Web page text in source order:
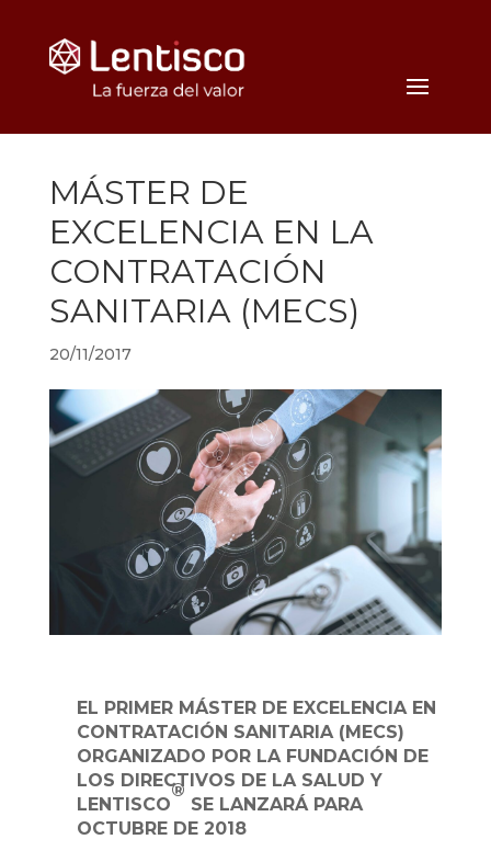
MÁSTER DE
EXCELENCIA EN LA
CONTRATACIÓN
SANITARIA (MECS)
20/11/2017
EL PRIMER MÁSTER DE EXCELENCIA EN
CONTRATACIÓN SANITARIA (MECS)
ORGANIZADO POR LA FUNDACIÓN DE
LOS DIRECTIVOS DE LA SALUD Y
LENTISCO
®
SE LANZARÁ PARA
OCTUBRE DE 2018